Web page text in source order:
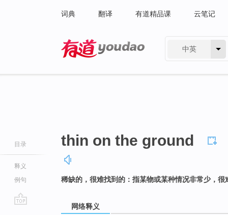
词典 翻译 有道精品课 云笔记
中英
目录
释义
例句
thin on the ground
稀缺的，很难找到的：指某物或某种情况非常少，很
网络释义